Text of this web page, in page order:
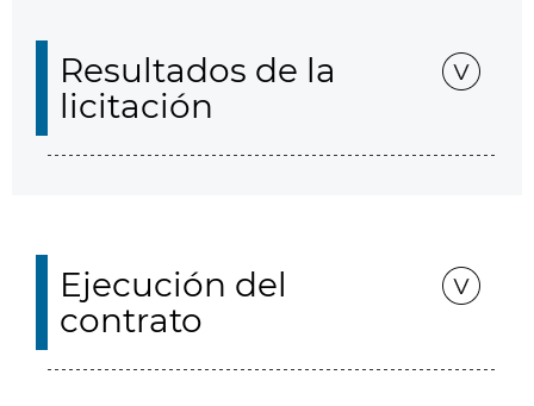
Resultados de la
licitación
Ejecución del
contrato